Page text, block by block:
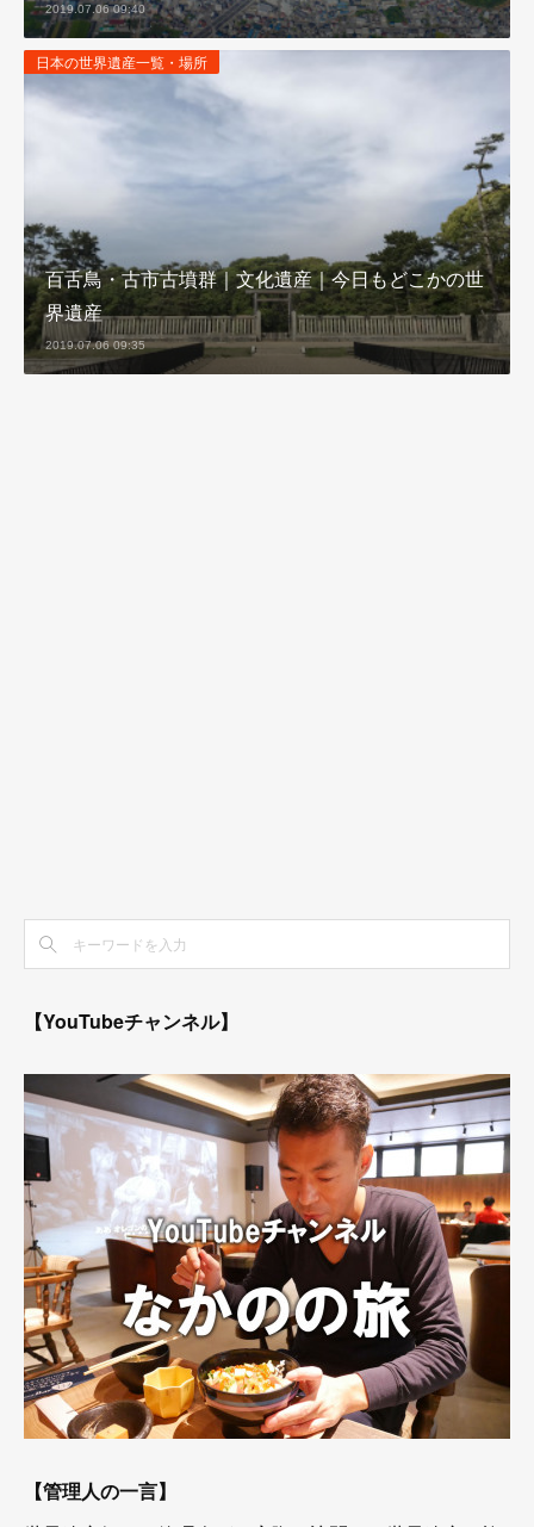
2019.07.06 09:40
日本の世界遺産一覧・場所
百舌鳥・古市古墳群｜文化遺産｜今日もどこかの世
界遺産
2019.07.06 09:35
【YouTubeチャンネル】
【管理人の一言】